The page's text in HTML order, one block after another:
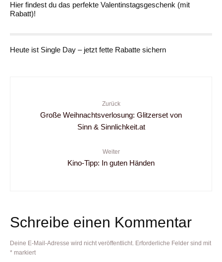
Hier findest du das perfekte Valentinstagsgeschenk (mit
Rabatt)!
Heute ist Single Day – jetzt fette Rabatte sichern
Zurück
Große Weihnachtsverlosung: Glitzerset von
Sinn & Sinnlichkeit.at
Weiter
Kino-Tipp: In guten Händen
Schreibe einen Kommentar
Deine E-Mail-Adresse wird nicht veröffentlicht. Erforderliche Felder sind mit
* markiert